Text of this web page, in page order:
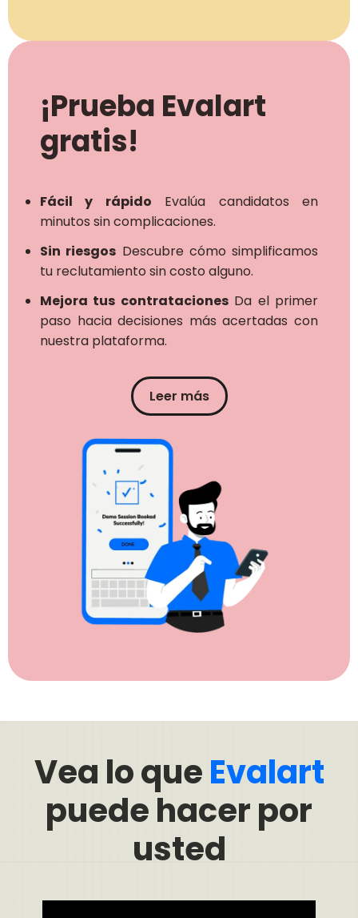
¡Prueba Evalart
gratis!
Fácil y rápido Evalúa candidatos en
minutos sin complicaciones.
Sin riesgos Descubre cómo simplificamos
tu reclutamiento sin costo alguno.
Mejora tus contratacionesDa el primer
paso hacia decisiones más acertadas con
nuestra plataforma.
Leer más
Vea lo queEvalart
puede hacer por
usted